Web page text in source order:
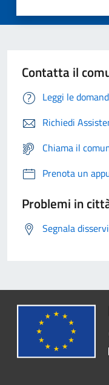
Contatta il
Leggi le
Richiedi
Chiama il
Prenota un
Problemi in
Segnala